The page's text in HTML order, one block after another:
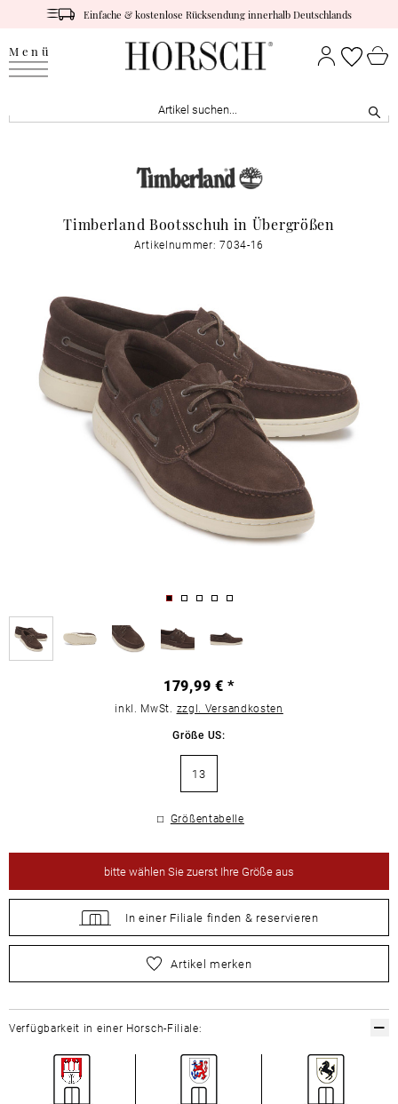
Einfache & kostenlose Rücksendung innerhalb Deutschlands
Menü
Timberland Bootsschuh in Übergrößen
Artikelnummer: 7034-16
179,99 € *
inkl. MwSt. zzgl. Versandkosten
Größe US:
13
Größentabelle
bittewählen Sie zuerst Ihre Größe aus
In einer Filiale finden & reservieren
wählen Sie zuerst Ihre Größe aus
Artikel merken
Verfügbarkeit in einer Horsch-Filiale: